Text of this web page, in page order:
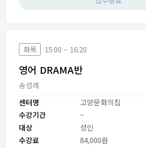
영어 DRAMA반
화목 15:00 ~ 16:20
센터명
고양문화의집
수강기간
~
대상
성인
수강료
84,000원
송성례